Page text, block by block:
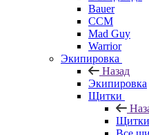
Bauer
CCM
Mad Guy
Warrior
Экипировка
Назад
Экипировка
Щитки
Щитки